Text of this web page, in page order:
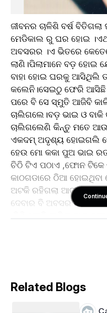
ଜୀବନର ଚାଳିଶି ବର୍ଷ
ମେଡିକାଲ ରୁ ଘର ହୋଇ
ଅବସରର ।ଏ ଭିତରେ
ଲାଣି।ପିଲାମାନେ ବଡ଼ ହୋଇ
ବାହା ହୋଇ ଘରକୁ ଆସିଥିଲି
କଲେନି।ସେଇଠୁ ଫେରି ଆସିଛି
ପରେ ବି ସେ ସ୍ମୁତି ଆଜିବି
ଚାଲିଗଲେ।ବଡ଼ ଭାଇ ଓ
ଚାଲିଗଲେଣି କିନ୍ତୁ ମତେ
ଏକଦମ୍ ଅଦୃଶ୍ୟ ହୋଇଗଲି
ହେଉ ମୋ କକା ପୁଅ ଭାଇ
ଚିଠି ଟିଏ ପଠାଏ ,ଫୋନ
କାଠଗଡାରେ ଠିଆ ହୋଇଥିବା
ଅଟକି ରହିଗଲା
ଦେବାର ବି ଅବସର
କଟିଗଲା। ମୁଁ କହିବାକୁ
ନିଷ୍ପତି ନେଇ ସାରିଛି ମୁଁ
ମୋ ଗଳି କୁ । ଯୋଉ ଖୋଲା
ଗଣୁଥିଲୁ। ନିଶ୍ଚୟ ଫେରିବି
ବାପାଙ୍କ ୨୪ଇଞ୍ଚିଆ
Related Blogs